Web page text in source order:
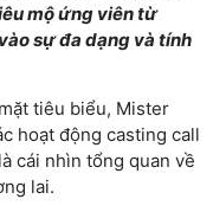
mộ ứng viên từ
sự đa dạng và tính
tiêu biểu, Mister
hoạt động casting call
cái nhìn tổng quan về
lai.